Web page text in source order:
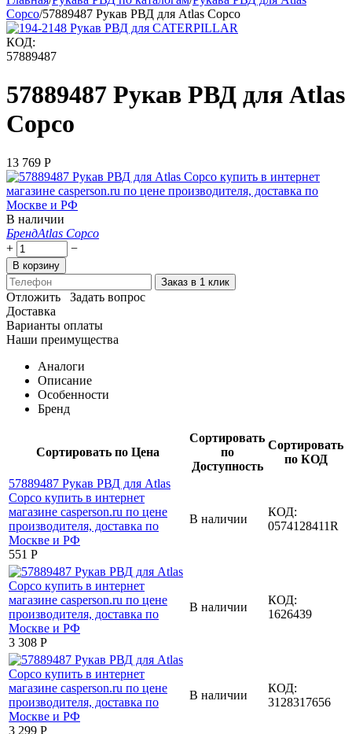
Copco/57889487 Рукав РВД для Atlas Copco
КОД:
57889487
57889487 Рукав РВД для Atlas
Copco
13 769 Р
В наличии
БрендAtlas Copco
+
−
В корзину
Заказ в 1 клик
Отложить
Задать вопрос
Доставка
Варианты оплаты
Наши преимущества
Аналоги
Описание
Особенности
Бренд
Сортировать по Цена
Сортировать
по
Доступность
Сортировать
по КОД
‍551‍ Р
В наличии
КОД:
0574128411R
3 308 Р
В наличии
КОД:
1626439
3 299 Р
В наличии
КОД:
3128317656